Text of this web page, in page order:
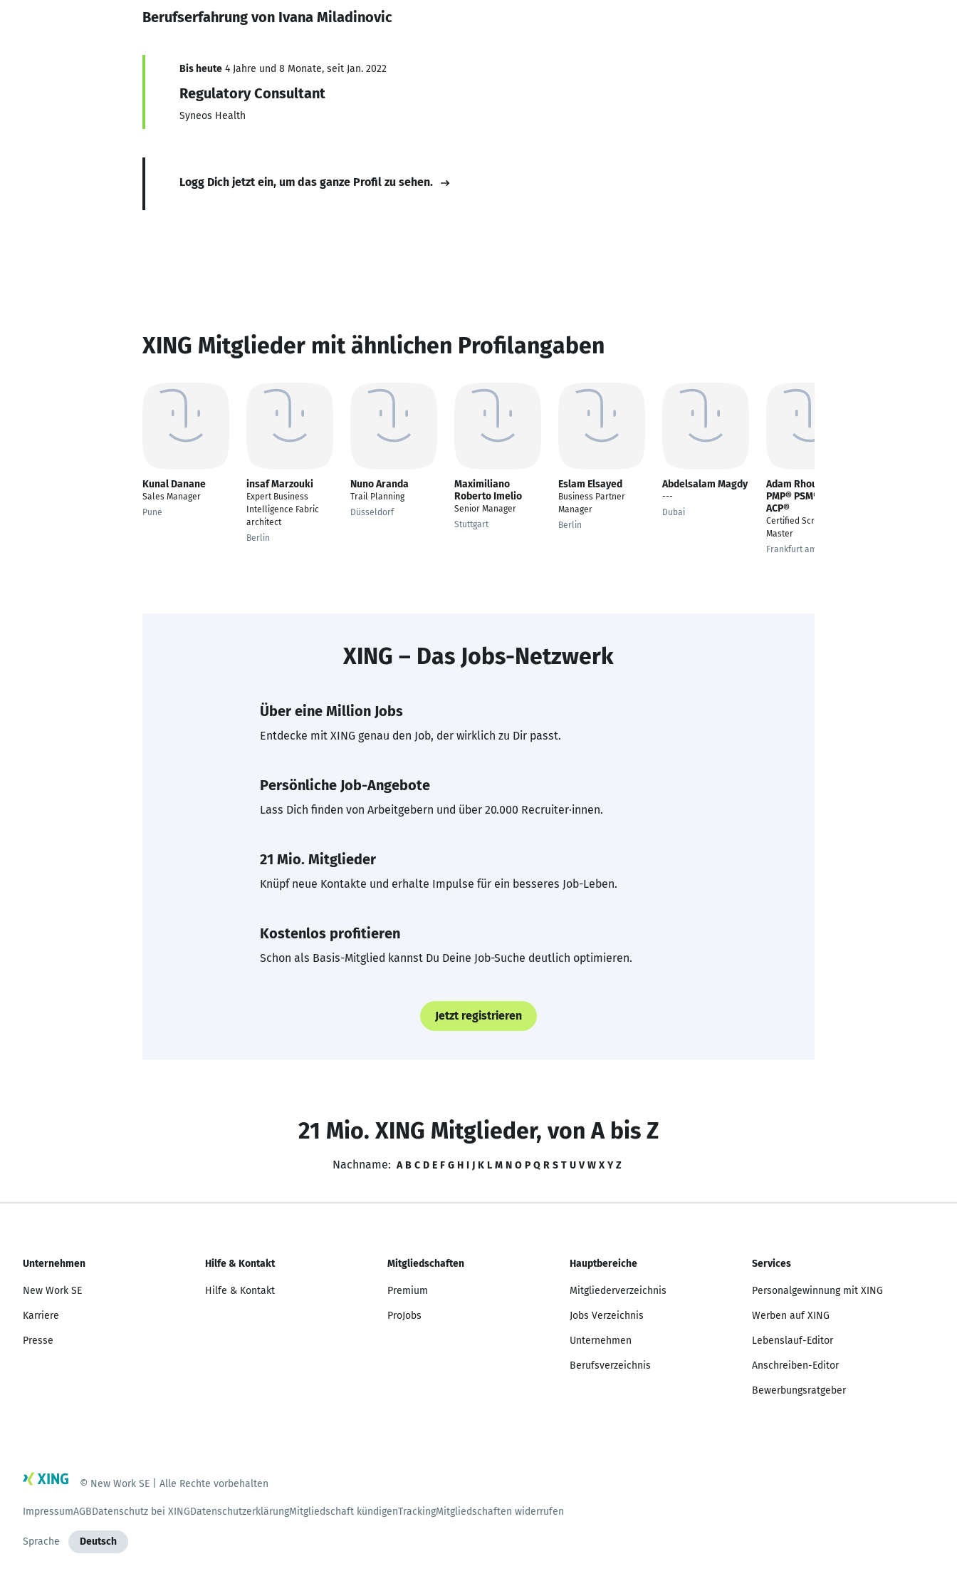
Berufserfahrung von Ivana Miladinovic
Bis heute 4 Jahre und 8 Monate, seit Jan. 2022
Regulatory Consultant
Syneos Health
Logg Dich jetzt ein, um das ganze Profil zu sehen.
XING Mitglieder mit ähnlichen Profilangaben
Kunal Danane
Sales Manager
Pune
insaf Marzouki
Expert Business
Intelligence Fabric
architect
Berlin
Nuno Aranda
Trail Planning
Düsseldorf
Maximiliano
Roberto Imelio
Senior Manager
Stuttgart
Eslam Elsayed
Business Partner
Manager
Berlin
Abdelsalam Magdy
---
Dubai
Adam Rhoulam
PMP® PSM® PMI-
ACP®
Certified Scrum
Master
Frankfurt am Main
XING – Das Jobs-Netzwerk
Über eine Million Jobs
Entdecke mit XING genau den Job, der wirklich zu Dir passt.
Persönliche Job-Angebote
Lass Dich finden von Arbeitgebern und über 20.000 Recruiter·innen.
21 Mio. Mitglieder
Knüpf neue Kontakte und erhalte Impulse für ein besseres Job-Leben.
Kostenlos profitieren
Schon als Basis-Mitglied kannst Du Deine Job-Suche deutlich optimieren.
Jetzt registrieren
21 Mio. XING Mitglieder, von A bis Z
Nachname: A B C D E F G H I J K L M N O P Q R S T U V W X Y Z
Unternehmen
New Work SE
Karriere
Presse
Hilfe & Kontakt
Hilfe & Kontakt
Mitgliedschaften
Premium
ProJobs
Hauptbereiche
Mitgliederverzeichnis
Jobs Verzeichnis
Unternehmen
Berufsverzeichnis
Services
Personalgewinnung mit XING
Werben auf XING
Lebenslauf-Editor
Anschreiben-Editor
Bewerbungsratgeber
© New Work SE | Alle Rechte vorbehalten
ImpressumAGBDatenschutz bei XINGDatenschutzerklärungMitgliedschaft kündigenTrackingMitgliedschaften widerrufen
Sprache Deutsch